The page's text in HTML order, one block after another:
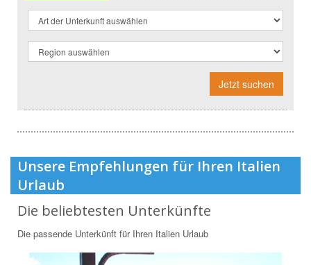
Jetzt suchen
Unsere Empfehlungen für Ihren Italien
Urlaub
Die beliebtesten Unterkünfte
Die passende Unterkünft für Ihren Italien Urlaub